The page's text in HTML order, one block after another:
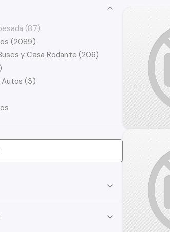
(87)
(2089)
y Casa Rodante (206)
Autos (3)